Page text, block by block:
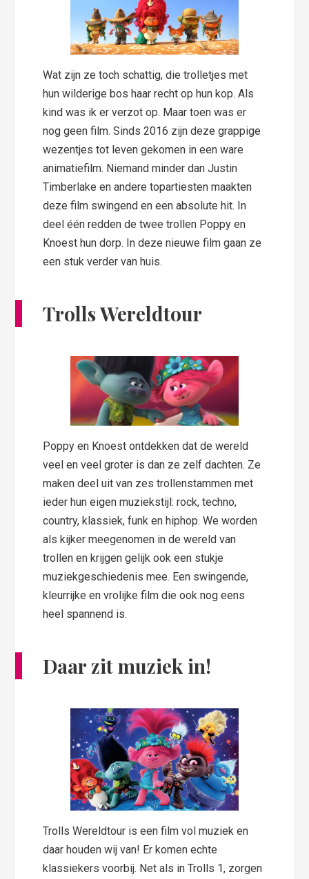
Wat zijn ze toch schattig, die trolletjes met
hun wilderige bos haar recht op hun kop. Als
kind was ik er verzot op. Maar toen was er
nog geen film. Sinds 2016 zijn deze grappige
wezentjes tot leven gekomen in een ware
animatiefilm. Niemand minder dan Justin
Timberlake en andere topartiesten maakten
deze film swingend en een absolute hit. In
deel één redden de twee trollen Poppy en
Knoest hun dorp. In deze nieuwe film gaan ze
een stuk verder van huis.
Trolls Wereldtour
Poppy en Knoest ontdekken dat de wereld
veel en veel groter is dan ze zelf dachten. Ze
maken deel uit van zes trollenstammen met
ieder hun eigen muziekstijl: rock, techno,
country, klassiek, funk en hiphop. We worden
als kijker meegenomen in de wereld van
trollen en krijgen gelijk ook een stukje
muziekgeschiedenis mee. Een swingende,
kleurrijke en vrolijke film die ook nog eens
heel spannend is.
Daar zit muziek in!
Trolls Wereldtour is een film vol muziek en
daar houden wij van! Er komen echte
klassiekers voorbij. Net als in Trolls 1, zorgen